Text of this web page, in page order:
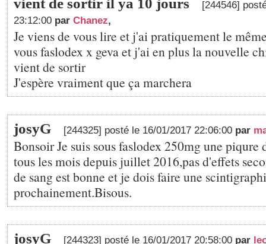
vient de sortir il ya 10 jours
[244546]
23:12:00 par Chanez,
Je viens de vous lire et j'ai pratiquement le
vous faslodex x geva et j'ai en plus la nouvelle
vient de sortir
J'espère vraiment que ça marchera
josyG [244325] posté le 16/01/2017 22:06:00 par
Bonsoir Je suis sous faslodex 250mg une piqure
tous les mois depuis juillet 2016,pas d'effets
de sang est bonne et je dois faire une
prochainement.Bisous.
josyG [244323] posté le 16/01/2017 20:58:00 par